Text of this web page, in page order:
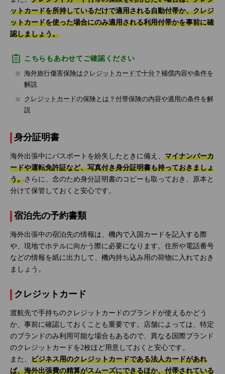
ットカードを所持しているだけで適用される自動付帯か、クレジ
ットカードを使った場合にのみ適用される利用付帯かを事前に確
認しましょう。
こちらもあわせてご確認ください
海外旅行傷害保険はクレジットカードで十分？補償内容や条件を
解説
クレジットカードの保険とは？付帯保険の内容や適用の条件を解
説
身分証明書
海外出張中にパスポートを紛失したときに備え、 マイナンバーカ
ードや運転免許証など、写真付き身分証明書も持っておきましょ
う。さらに、念のため身分証明書のコピーも取っておき、原本と
分けて保管しておくと安心です。
宿泊先の予約書類
海外出張中の宿泊先の情報は、機内で入国カードを記入する際
や、現地でホテルに向かう際に必要になります。住所や電話番号
などの情報を紙に出力して、機内持ち込み用の荷物に入れておき
ましょう。
クレジットカード
渡航先で手持ちのクレジットカードのブランドが使えるかどう
か、事前に確認しておくことも重要です。店舗によっては、特定
のブランドのみ利用可能な場合もあるので、異なる国際ブランド
のクレジットカードを2枚ほど用意しておくと安心です。
また、 ビジネス用のクレジットカードである法人カードがあれ
ば、海外出張費の精算がスムーズにできるほか、付帯されている